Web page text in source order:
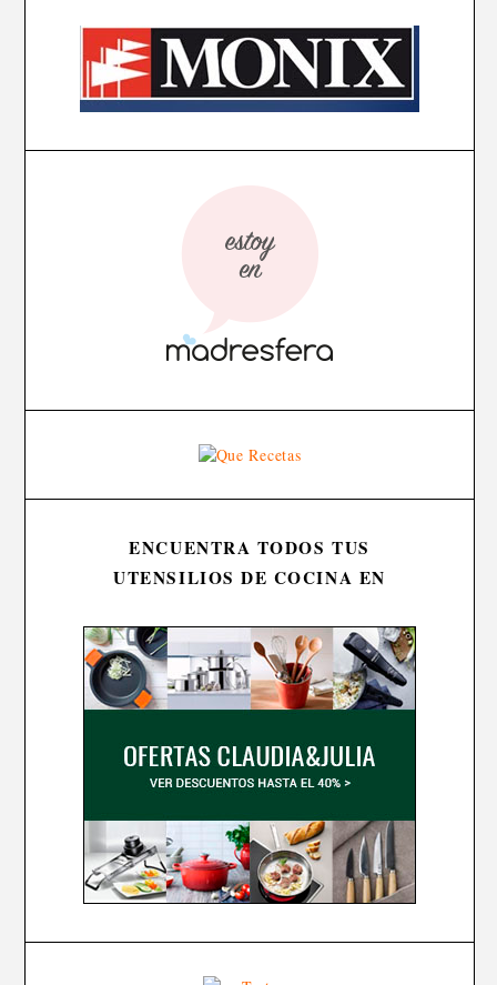
ENCUENTRA TODOS TUS
UTENSILIOS DE COCINA EN